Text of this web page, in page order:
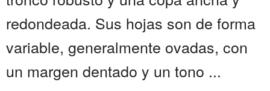
redondeada. Sus hojas son de forma
variable, generalmente ovadas, con
un margen dentado y un tono ...